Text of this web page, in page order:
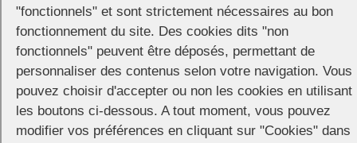
Cette année, la drag queen Le Filip, gagnante de la 3ème édition de
Drag Race France sera la reine de l’événement . C’est elle qui
donner le top départ de la manifestation. C’est elle ensuite qui
ouvrira la scène de la Queyras Pride, dès 18h, sous le chapiteau
installé au pied de la station de Molines.
Programme complet : https://lequeyras.com/agenda/queyras-pride/
"fonctionnels" et sont strictement nécessaires au bon
fonctionnement du site. Des cookies dits "non
fonctionnels" peuvent être déposés, permettant de
personnaliser des contenus selon votre navigation. Vous
pouvez choisir d'accepter ou non les cookies en utilisant
les boutons ci-dessous. A tout moment, vous pouvez
modifier vos préférences en cliquant sur "Cookies" dans